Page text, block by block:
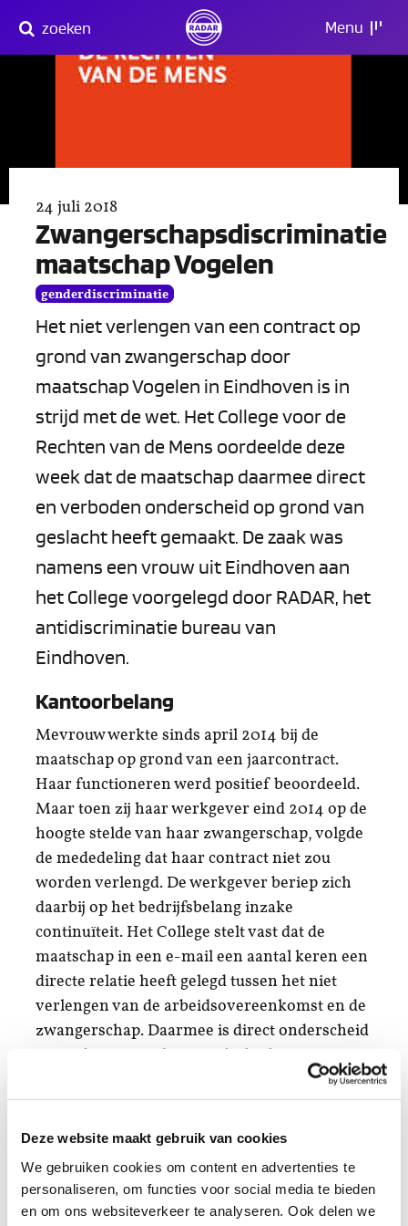
Deze website maakt gebruik van cookies
We gebruiken cookies om content en advertenties te
personaliseren, om functies voor social media te bieden
en om ons websiteverkeer te analyseren. Ook delen we
naar
content
zoeken Menu
24 juli 2018
Zwangerschapsdiscriminatie
maatschap Vogelen
genderdiscriminatie
Het niet verlengen van een contract op
grond van zwangerschap door
maatschap Vogelen in Eindhoven is in
strijd met de wet. Het College voor de
Rechten van de Mens oordeelde deze
week dat de maatschap daarmee direct
en verboden onderscheid op grond van
geslacht heeft gemaakt. De zaak was
namens een vrouw uit Eindhoven aan
het College voorgelegd door RADAR, het
antidiscriminatie bureau van
Eindhoven.
Kantoorbelang
Mevrouw werkte sinds april 2014 bij de
maatschap op grond van een jaarcontract.
Haar functioneren werd positief beoordeeld.
Maar toen zij haar werkgever eind 2014 op de
hoogte stelde van haar zwangerschap, volgde
de mededeling dat haar contract niet zou
worden verlengd. De werkgever beriep zich
daarbij op het bedrijfsbelang inzake
continuïteit. Het College stelt vast dat de
maatschap in een e-mail een aantal keren een
directe relatie heeft gelegd tussen het niet
verlengen van de arbeidsovereenkomst en de
zwangerschap. Daarmee is direct onderscheid
College. Die bevestigt opnieuw dat
zwangerschapsdiscriminatie in strijd is met de